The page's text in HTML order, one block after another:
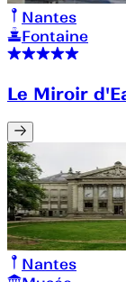
Nantes
Fontaine
Le Miroir
Nantes